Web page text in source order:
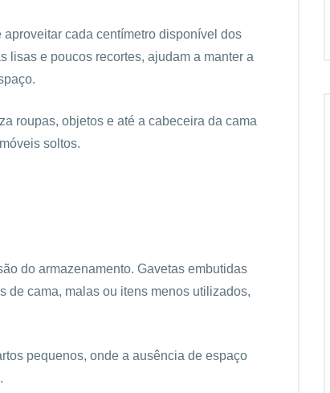
cada centímetro disponível dos
lisas e poucos recortes, ajudam a manter a
roupas, objetos e até a cabeceira da cama
soltos.
do armazenamento. Gavetas embutidas
de cama, malas ou itens menos utilizados,
pequenos, onde a ausência de espaço